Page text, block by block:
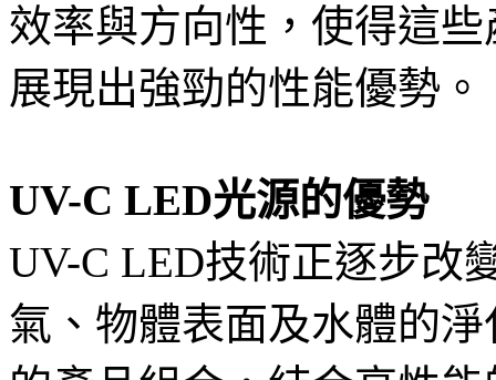
效率與方向性，使得這
展現出強勁的性能優勢。
UV-C LED光源的優勢
UV-C LED技術正逐步改
氣、物體表面及水體的